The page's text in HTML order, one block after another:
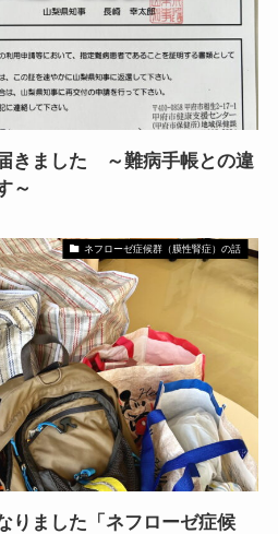
きました ～難病手帳との違
～
ネフローゼ症候群（膜性腎症）の話
りました「ネフローゼ症候